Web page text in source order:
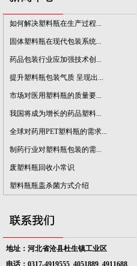
如何解决塑料瓶在生产过程...
固体塑料瓶在现代包装系统...
药品包装行业应加强技术创...
提升塑料瓶包装气质 呈现出...
市场对医用塑料瓶的质量要...
我国将成为增长的药品塑料...
全球对药用PET塑料瓶的需求...
制药行业对塑料瓶包装的需...
废塑料瓶回收小常识
塑料瓶瓶盖杀菌方式介绍
地址：河北省沧县杜生镇工业区
电话：0317-4919555 4051889 4911688